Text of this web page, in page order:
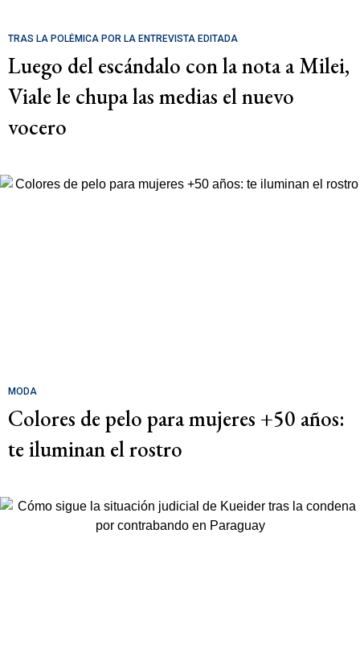
TRAS LA POLÉMICA POR LA ENTREVISTA EDITADA
Luego del escándalo con la nota a Milei,
Viale le chupa las medias el nuevo
vocero
MODA
Colores de pelo para mujeres +50 años:
te iluminan el rostro